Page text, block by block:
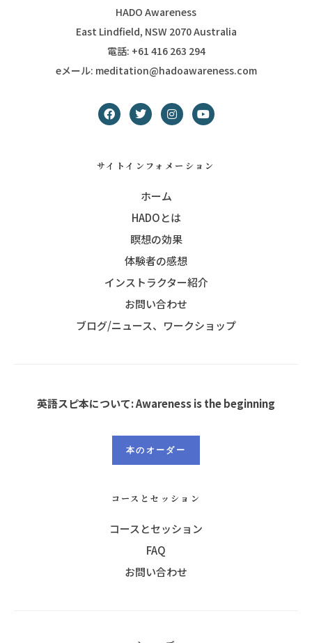
HADO Awareness
East Lindfield, NSW 2070 Australia
電話: +61 416 263 294
eメール: meditation@hadoawareness.com
サイトインフォメーション
ホーム
HADOとは
瞑想の効果
体験者の感想
インストラクター紹介
お問い合わせ
ブログ/ニュース、ワークショップ
英語スピ本について: Awareness is the beginning
本のオーダー
コースとセッション
コースとセッション
FAQ
お問い合わせ